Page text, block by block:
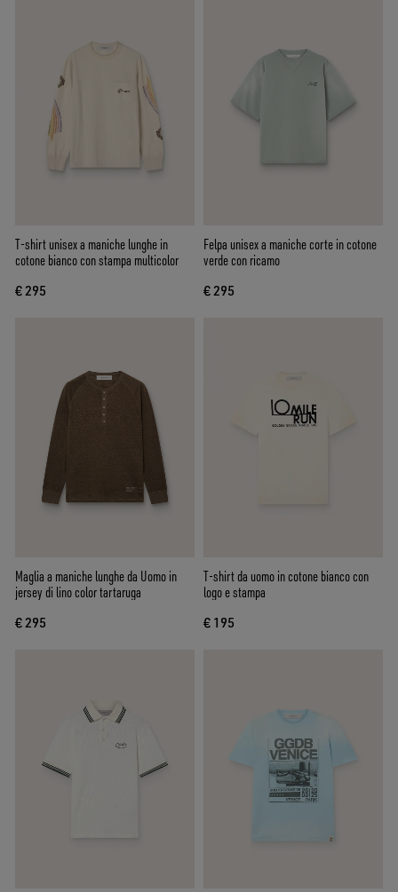
T-shirt unisex a maniche lunghe in
cotone bianco con stampa multicolor
€ 295
Felpa unisex a maniche corte in cotone
verde con ricamo
€ 295
Maglia a maniche lunghe da Uomo in
jersey di lino color tartaruga
€ 295
T-shirt da uomo in cotone bianco con
logo e stampa
€ 195